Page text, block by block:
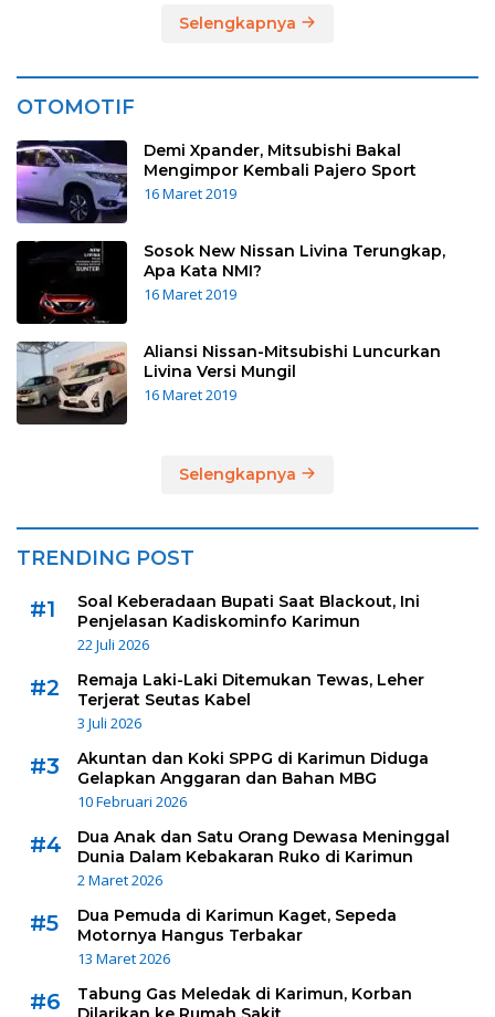
Selengkapnya
OTOMOTIF
Demi Xpander, Mitsubishi Bakal
Mengimpor Kembali Pajero Sport
16 Maret 2019
Sosok New Nissan Livina Terungkap,
Apa Kata NMI?
16 Maret 2019
Aliansi Nissan-Mitsubishi Luncurkan
Livina Versi Mungil
16 Maret 2019
Selengkapnya
TRENDING POST
#1
Soal Keberadaan Bupati Saat Blackout, Ini
Penjelasan Kadiskominfo Karimun
22 Juli 2026
#2
Remaja Laki-Laki Ditemukan Tewas, Leher
Terjerat Seutas Kabel
3 Juli 2026
#3
Akuntan dan Koki SPPG di Karimun Diduga
Gelapkan Anggaran dan Bahan MBG
10 Februari 2026
#4
Dua Anak dan Satu Orang Dewasa Meninggal
Dunia Dalam Kebakaran Ruko di Karimun
2 Maret 2026
#5
Dua Pemuda di Karimun Kaget, Sepeda
Motornya Hangus Terbakar
13 Maret 2026
#6
Tabung Gas Meledak di Karimun, Korban